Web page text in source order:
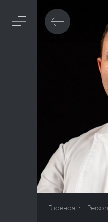
Главная